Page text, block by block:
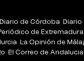
Diario de Córdoba Diario
de Extremadura
La Opinión de
El Correo de Andalucia